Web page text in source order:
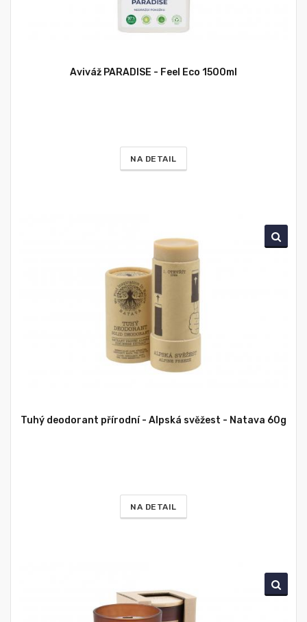
Aviváž PARADISE - Feel Eco 1500ml
NA DETAIL
Tuhý deodorant přírodní - Alpská svěžest - Natava 60g
NA DETAIL